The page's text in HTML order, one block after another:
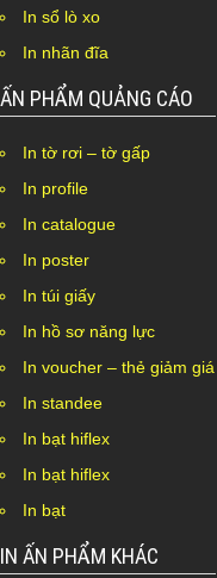
In sổ lò xo
In nhãn đĩa
ẤN PHẨM QUẢNG CÁO
In tờ rơi – tờ gấp
In profile
In catalogue
In poster
In túi giấy
In hồ sơ năng lực
In voucher – thẻ giảm giá
In standee
In bạt hiflex
In bạt hiflex
In bạt
IN ẤN PHẨM KHÁC